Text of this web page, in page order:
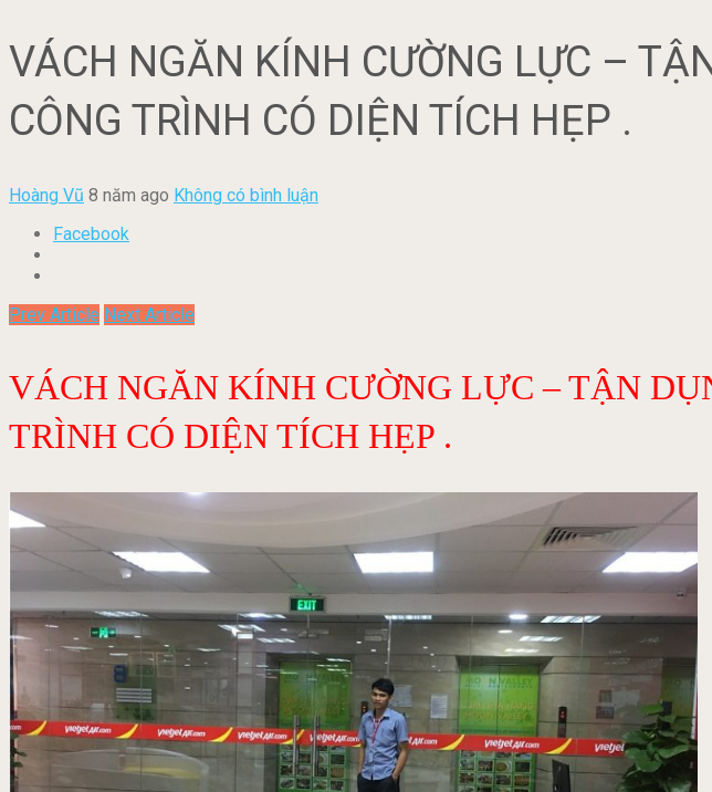
VÁCH NGĂN KÍNH CƯỜNG LỰC –
CÔNG TRÌNH CÓ DIỆN TÍCH HẸP .
Hoàng Vũ 8 năm ago Không có bình luận
Facebook
Prev Article Next Article
VÁCH NGĂN KÍNH CƯỜNG LỰC – TẬN
TRÌNH CÓ DIỆN TÍCH HẸP .